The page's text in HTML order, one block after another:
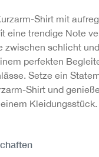
Shirt mit
eine trendige Note
zwischen schlicht
perfekten
Setze ein
Shirt und
Kleidungsstück.